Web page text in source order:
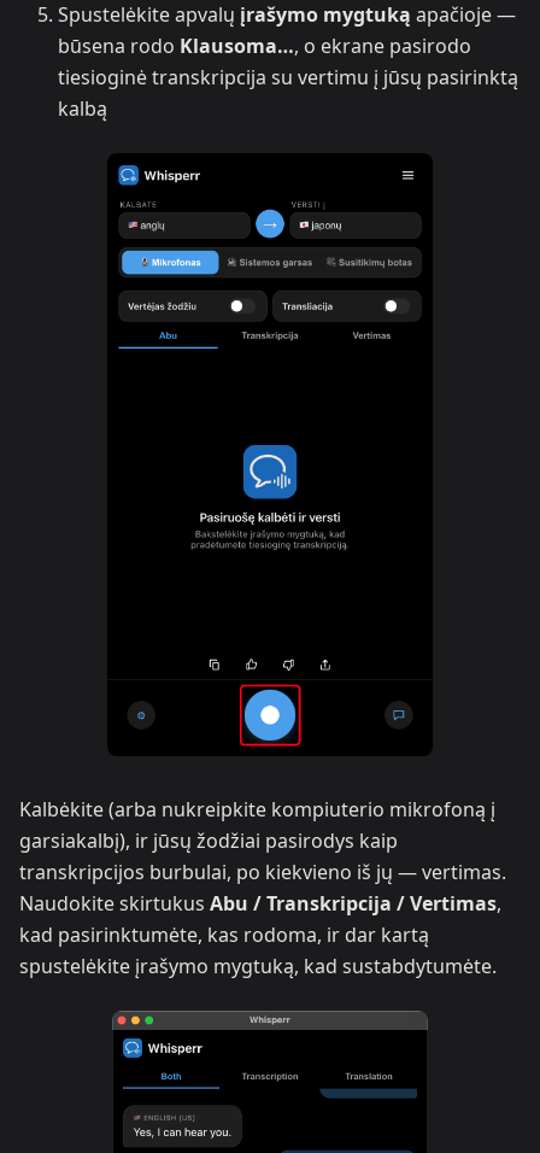
Spustelėkite apvalų įrašymo mygtuką apačioje —
būsena rodo Klausoma…, o ekrane pasirodo
tiesioginė transkripcija su vertimu į jūsų pasirinktą
kalbą
Kalbėkite (arba nukreipkite kompiuterio mikrofoną į
garsiakalbį), ir jūsų žodžiai pasirodys kaip
transkripcijos burbulai, po kiekvieno iš jų — vertimas.
Naudokite skirtukus Abu / Transkripcija / Vertimas,
kad pasirinktumėte, kas rodoma, ir dar kartą
spustelėkite įrašymo mygtuką, kad sustabdytumėte.